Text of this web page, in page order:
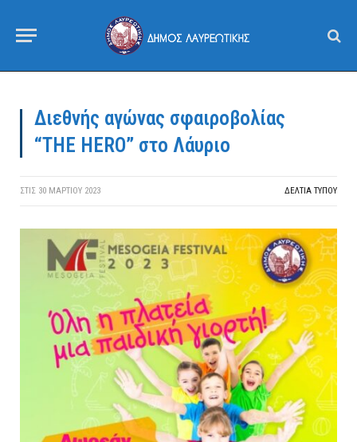
Διεθνής αγώνας σφαιροβολίας
“THE HERO” στο Λάυριο
ΣΤΙΣ 30 ΜΑΡΤΊΟΥ 2023 ΔΕΛΤΙΑ ΤΥΠΟΥ